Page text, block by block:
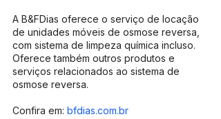
A B&FDias oferece o serviço de locação
de unidades móveis de osmose reversa,
com sistema de limpeza química incluso.
Oferece também outros produtos e
serviços relacionados ao sistema de
osmose reversa.
Confira em: bfdias.com.br